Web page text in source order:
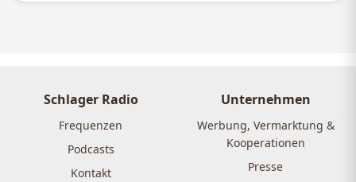
Schlager Radio
Frequenzen
Podcasts
Kontakt
Unternehmen
Werbung, Vermarktung &
Kooperationen
Presse